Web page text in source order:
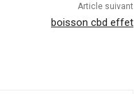
Article suivant
boisson cbd effet